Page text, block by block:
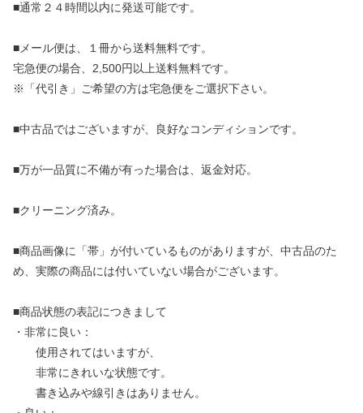
■通常２４時間以内に発送可能です。
■メール便は、１冊から送料無料です。
宅急便の場合、2,500円以上送料無料です。
※「代引き」ご希望の方は宅急便をご選択下さい。
■中古品ではございますが、良好なコンディションです。
■万が一品質に不備が有った場合は、返金対応。
■クリーニング済み。
■商品画像に「帯」が付いているものがありますが、中古品のた
め、実際の商品には付いていない場合がございます。
■商品状態の表記につきまして
・非常に良い：
使用されてはいますが、
非常にきれいな状態です。
書き込みや線引きはありません。